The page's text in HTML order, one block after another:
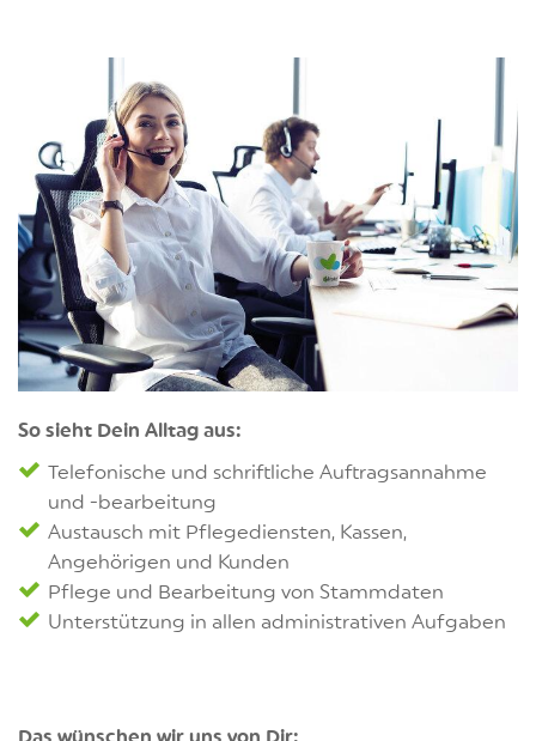
So sieht Dein Alltag aus:
Telefonische und schriftliche Auftragsannahme
und -bearbeitung
Austausch mit Pflegediensten, Kassen,
Angehörigen und Kunden
Pflege und Bearbeitung von Stammdaten
Unterstützung in allen administrativen Aufgaben